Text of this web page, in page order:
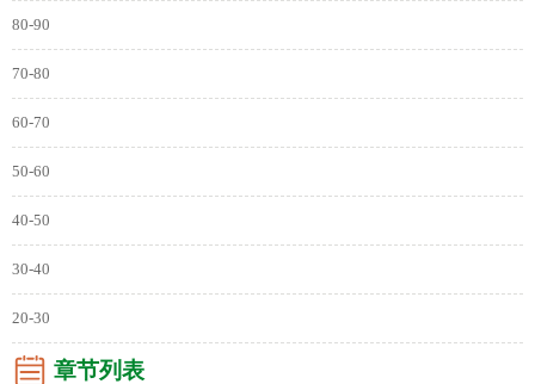
80-90
70-80
60-70
50-60
40-50
30-40
20-30
章节列表